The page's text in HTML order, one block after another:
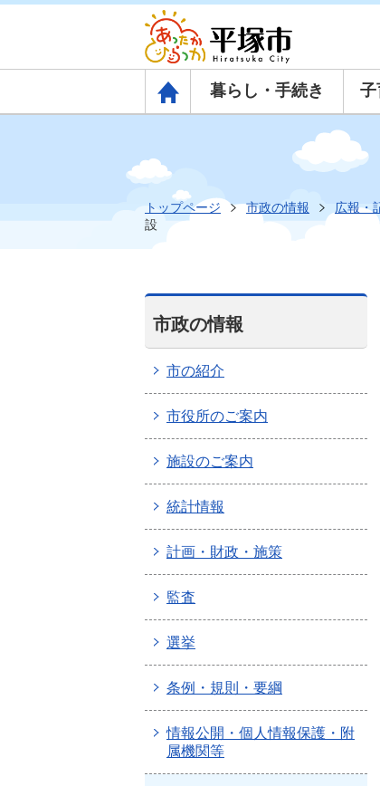
トップページ
暮らし・手続き 子
トップページ 市政の情報 広報・
設
市政の情報
市の紹介
市役所のご案内
施設のご案内
統計情報
計画・財政・施策
監査
選挙
条例・規則・要綱
情報公開・個人情報保護・附
属機関等